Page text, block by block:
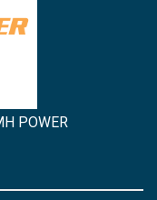
POWER